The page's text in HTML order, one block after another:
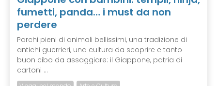
fumetti, panda… i must da non
perdere
Parchi pieni di animali bellissimi, una tradizione di
antichi guerrieri, una cultura da scoprire e tanto
buon cibo da assaggiare: il Giappone, patria di
cartoni ...